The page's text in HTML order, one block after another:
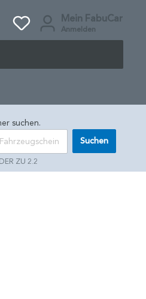
Mein FabuCar
Anmelden
suchen.
ZU 2.2
Suchen